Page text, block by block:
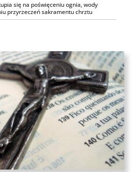
się na poświęceniu ognia, wody
przyrzeczeń sakramentu chrztu